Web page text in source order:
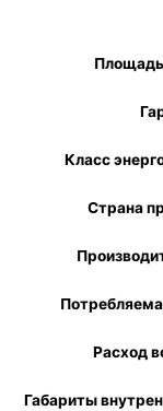
Класс
Страна
Расход
Габариты